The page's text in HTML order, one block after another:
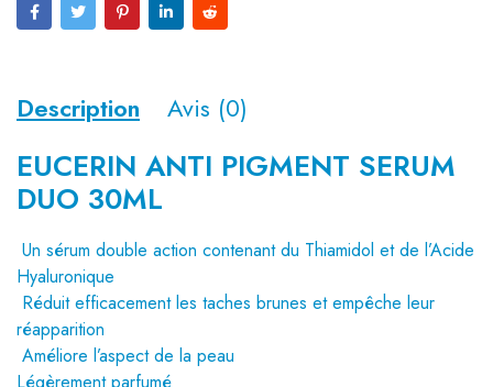
Description Avis (0)
EUCERIN ANTI PIGMENT SERUM
DUO 30ML
Un sérum double action contenant du Thiamidol et de l’Acide
Hyaluronique
Réduit efficacement les taches brunes et empêche leur
réapparition
Améliore l’aspect de la peau